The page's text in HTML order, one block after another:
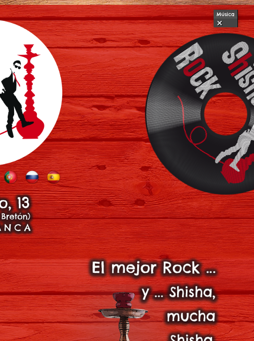
Música